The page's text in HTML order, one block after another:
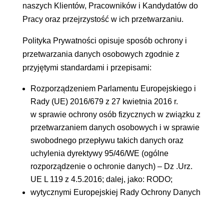
naszych Klientów, Pracowników i Kandydatów do
Pracy oraz przejrzystość w ich przetwarzaniu.
Polityka Prywatności opisuje sposób ochrony i
przetwarzania danych osobowych zgodnie z
przyjętymi standardami i przepisami:
Rozporządzeniem Parlamentu Europejskiego i
Rady (UE) 2016/679 z 27 kwietnia 2016 r.
w sprawie ochrony osób fizycznych w związku z
przetwarzaniem danych osobowych i w sprawie
swobodnego przepływu takich danych oraz
uchylenia dyrektywy 95/46/WE (ogólne
rozporządzenie o ochronie danych) – Dz .Urz.
UE L 119 z 4.5.2016; dalej, jako: RODO;
wytycznymi Europejskiej Rady Ochrony Danych